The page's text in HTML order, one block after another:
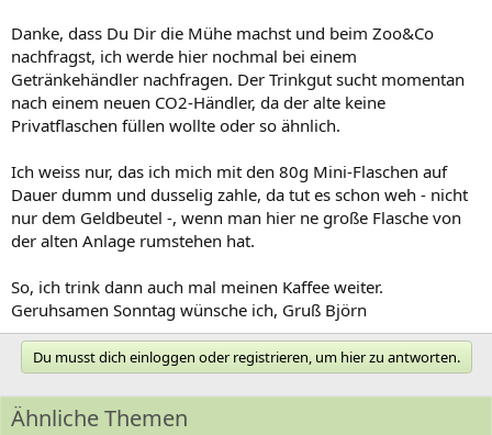
Danke, dass Du Dir die Mühe machst und beim Zoo&Co
nachfragst, ich werde hier nochmal bei einem
Getränkehändler nachfragen. Der Trinkgut sucht momentan
nach einem neuen CO2-Händler, da der alte keine
Privatflaschen füllen wollte oder so ähnlich.
Ich weiss nur, das ich mich mit den 80g Mini-Flaschen auf
Dauer dumm und dusselig zahle, da tut es schon weh - nicht
nur dem Geldbeutel -, wenn man hier ne große Flasche von
der alten Anlage rumstehen hat.
So, ich trink dann auch mal meinen Kaffee weiter.
Geruhsamen Sonntag wünsche ich, Gruß Björn
Du musst dich einloggen oder registrieren, um hier zu antworten.
Ähnliche Themen